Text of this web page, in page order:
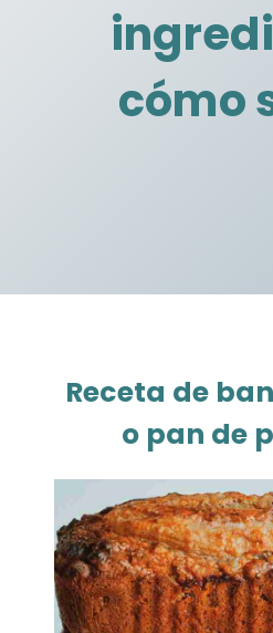
cómo
Receta de
o pan de